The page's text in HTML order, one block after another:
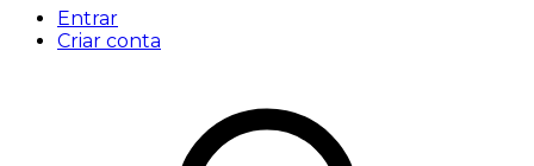
Entrar
Criar conta